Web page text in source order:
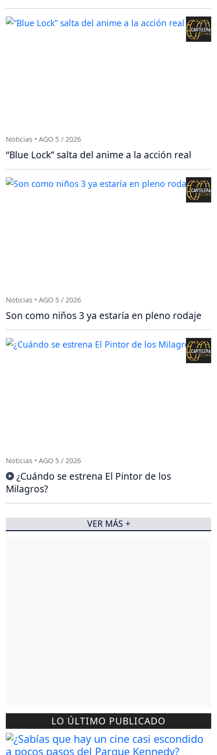
LO ÚLTIMO PUBLICADO
Noticias • AGO 5 / 2026
“Blue Lock” salta del anime a la acción real
Noticias • AGO 5 / 2026
Son como niños 3 ya estaría en pleno rodaje
Noticias • AGO 5 / 2026
¿Cuándo se estrena El Pintor de los
Milagros?
VER MÁS +